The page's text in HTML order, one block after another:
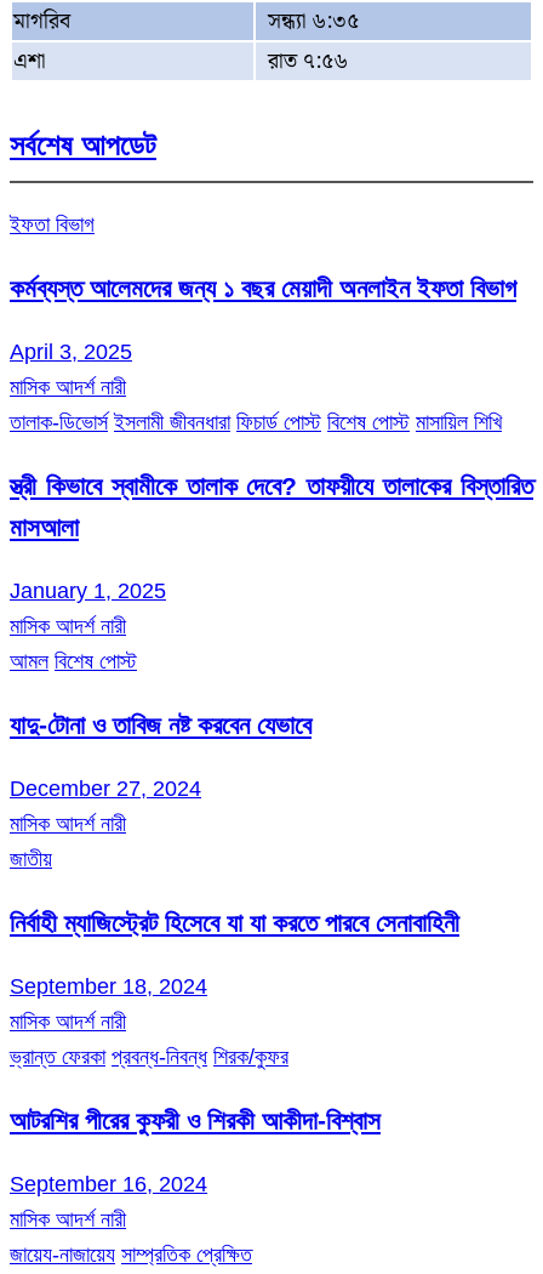
মাগরিব
সন্ধ্যা ৬:৩৫
এশা
রাত ৭:৫৬
সর্বশেষ আপডেট
ইফতা বিভাগ
কর্মব্যস্ত আলেমদের জন্য ১ বছর মেয়াদী অনলাইন ইফতা বিভাগ
April 3, 2025
মাসিক আদর্শ নারী
তালাক-ডিভোর্স ইসলামী জীবনধারা ফিচার্ড পোস্ট বিশেষ পোস্ট মাসায়িল শিখি
স্ত্রী কিভাবে স্বামীকে তালাক দেবে? তাফয়ীযে তালাকের বিস্তারিত
মাসআলা
January 1, 2025
মাসিক আদর্শ নারী
আমল বিশেষ পোস্ট
যাদু-টোনা ও তাবিজ নষ্ট করবেন যেভাবে
December 27, 2024
মাসিক আদর্শ নারী
জাতীয়
নির্বাহী ম্যাজিস্ট্রেট হিসেবে যা যা করতে পারবে সেনাবাহিনী
September 18, 2024
মাসিক আদর্শ নারী
ভ্রান্ত ফেরকা প্রবন্ধ-নিবন্ধ শিরক/কুফর
আটরশির পীরের কুফরী ও শিরকী আকীদা-বিশ্বাস
September 16, 2024
মাসিক আদর্শ নারী
জায়েয-নাজায়েয সাম্প্রতিক প্রেক্ষিত